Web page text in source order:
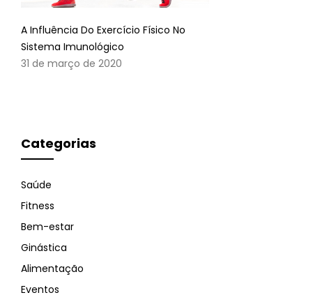
A Influência Do Exercício Físico No
Sistema Imunológico
31 de março de 2020
Categorias
Saúde
Fitness
Bem-estar
Ginástica
Alimentação
Eventos